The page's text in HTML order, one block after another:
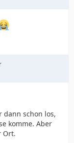
dann schon los,
komme. Aber
Ort.